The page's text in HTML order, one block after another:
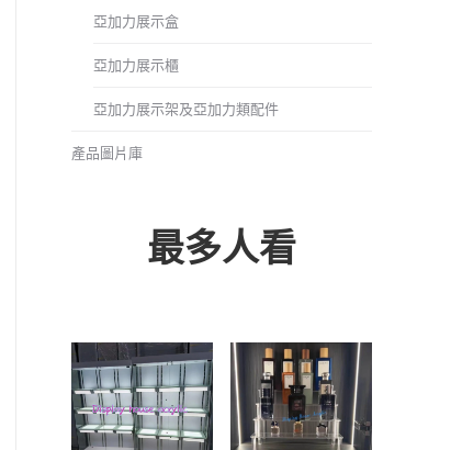
亞加力展示盒
亞加力展示櫃
亞加力展示架及亞加力類配件
產品圖片庫
最多人看